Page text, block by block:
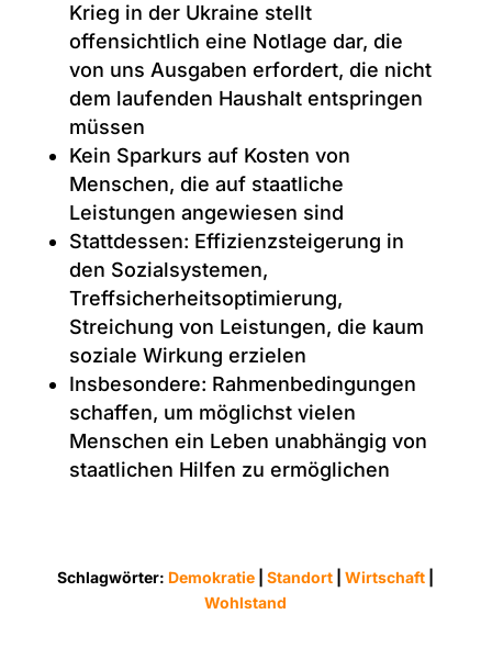
Krieg in der Ukraine stellt
offensichtlich eine Notlage dar, die
von uns Ausgaben erfordert, die nicht
dem laufenden Haushalt entspringen
müssen
Kein Sparkurs auf Kosten von
Menschen, die auf staatliche
Leistungen angewiesen sind
Stattdessen: Effizienzsteigerung in
den Sozialsystemen,
Treffsicherheitsoptimierung,
Streichung von Leistungen, die kaum
soziale Wirkung erzielen
Insbesondere: Rahmenbedingungen
schaffen, um möglichst vielen
Menschen ein Leben unabhängig von
staatlichen Hilfen zu ermöglichen
Schlagwörter: Demokratie |Standort |Wirtschaft
Wohlstand